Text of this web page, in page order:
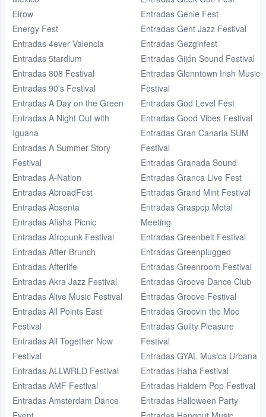
Elrow
Energy Fest
Entradas 4ever Valencia
Entradas 5tardium
Entradas 808 Festival
Entradas 90's Festival
Entradas A Day on the Green
Entradas A Night Out with
Iguana
Entradas A Summer Story
Festival
Entradas A-Nation
Entradas AbroadFest
Entradas Absenta
Entradas Afisha Picnic
Entradas Afropunk Festival
Entradas After Brunch
Entradas Afterlife
Entradas Akra Jazz Festival
Entradas Alive Music Festival
Entradas All Points East
Festival
Entradas All Together Now
Festival
Entradas ALLWRLD Festival
Entradas AMF Festival
Entradas Amsterdam Dance
Entradas Genie Fest
Entradas Gent Jazz Festival
Entradas Gezginfest
Entradas Gijón Sound Festival
Entradas Glenntown Irish Music
Festival
Entradas God Level Fest
Entradas Good Vibes Festival
Entradas Gran Canaria SUM
Festival
Entradas Granada Sound
Entradas Granca Live Fest
Entradas Grand Mint Festival
Entradas Graspop Metal
Meeting
Entradas Greenbelt Festival
Entradas Greenplugged
Entradas Greenroom Festival
Entradas Groove Dance Club
Entradas Groove Festival
Entradas Groovin the Moo
Entradas Guilty Pleasure
Festival
Entradas GYAL Música Urbana
Entradas Haha Festival
Entradas Haldern Pop Festival
Entradas Halloween Party